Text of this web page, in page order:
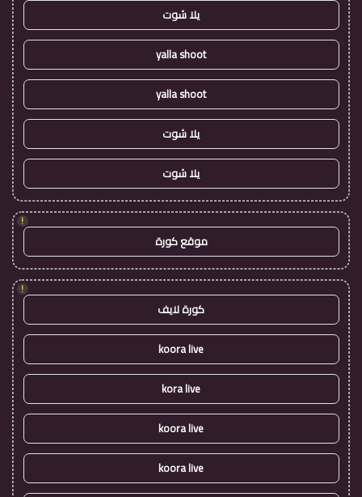
يلا شوت
yalla shoot
yalla shoot
يلا شوت
يلا شوت
!
موقع كورة
!
كورة لايف
koora live
kora live
koora live
koora live